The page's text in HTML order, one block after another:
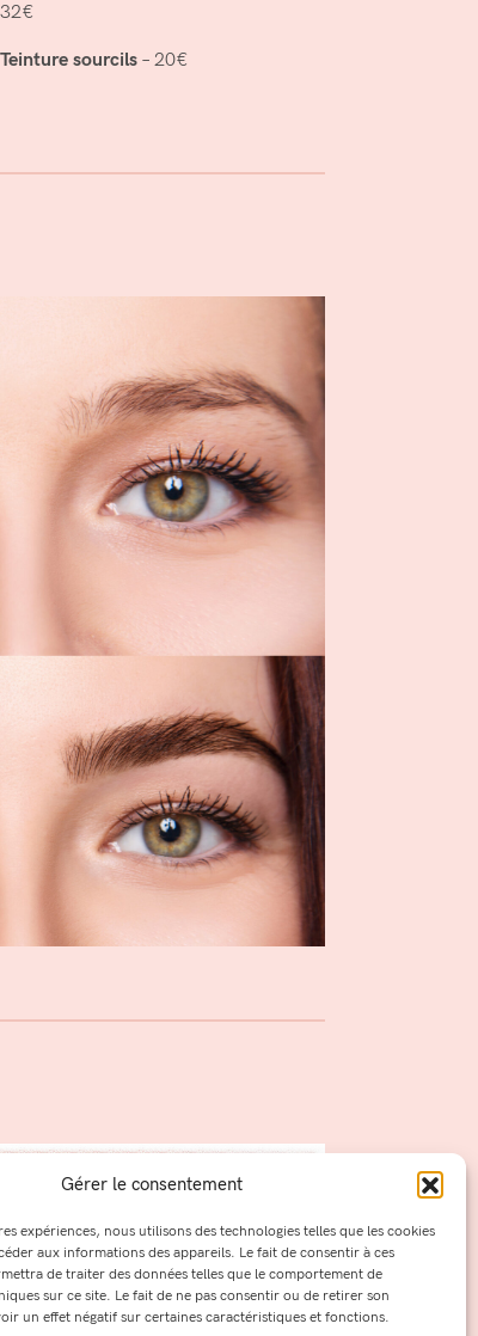
Gérer le consentement
expériences, nous utilisons des technologies telles que les cookies
aux informations des appareils. Le fait de consentir à ces
de traiter des données telles que le comportement de
sur ce site. Le fait de ne pas consentir ou de retirer son
un effet négatif sur certaines caractéristiques et fonctions.
32€
Teinture sourcils – 20€